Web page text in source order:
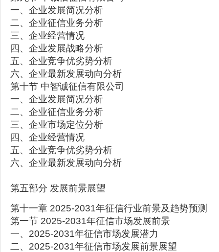
一、企业发展简况分析
二、企业征信业务分析
三、企业经营情况
四、企业发展战略分析
五、企业竞争优劣势分析
六、企业最新发展动向分析
第十节 中智诚征信有限公司
一、企业发展简况分析
二、企业征信业务分析
三、企业市场定位分析
四、企业经营情况
五、企业竞争优劣势分析
六、企业最新发展动向分析
第五部分 发展前景展望
第十一章 2025-2031年征信行业前景及趋势预测
第一节 2025-2031年征信市场发展前景
一、2025-2031年征信市场发展潜力
二、2025-2031年征信市场发展前景展望